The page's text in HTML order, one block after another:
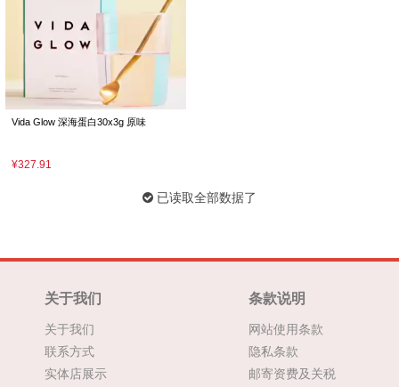
Vida Glow 深海蛋白30x3g 原味
¥327.91
已读取全部数据了
关于我们
关于我们
联系方式
实体店展示
条款说明
网站使用条款
隐私条款
邮寄资费及关税